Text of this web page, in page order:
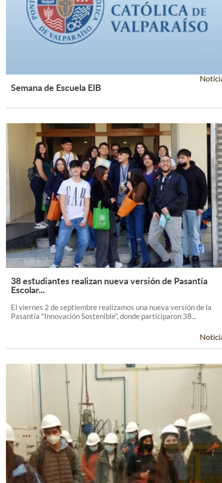
Semana de Escuela EIB
Leer Más +
38 estudiantes realizan nueva versión de Pasantía
Escolar...
El viernes 2 de septiembre realizamos una nueva versión de la
Pasantía "Innovación Sostenible", donde participaron 38...